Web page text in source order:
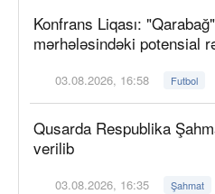
Konfrans Liqası:
mərhələsindəki potensial
03.08.2026, 16:58 Futbol
Qusarda Respublika
verilib
03.08.2026, 16:35 Şahmat